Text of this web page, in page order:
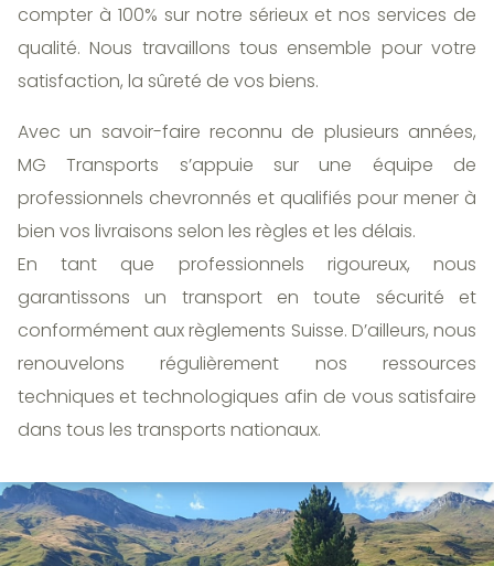
compter à 100% sur notre sérieux et nos services de
qualité. Nous travaillons tous ensemble pour votre
satisfaction, la sûreté de vos biens.
Avec un savoir-faire reconnu de plusieurs années,
MG Transports s’appuie sur une équipe de
professionnels chevronnés et qualifiés pour mener à
bien vos livraisons selon les règles et les délais.
En tant que professionnels rigoureux, nous
garantissons un transport en toute sécurité et
conformément aux règlements Suisse. D’ailleurs, nous
renouvelons régulièrement nos ressources
techniques et technologiques afin de vous satisfaire
dans tous les transports nationaux.